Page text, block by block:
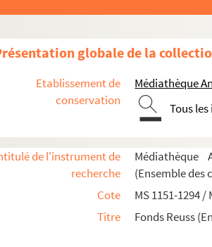
globale de la
Etablissement de
conservation
Médiathèque
Tous
de l'instrument de
recherche
Médiathèque
(Ensemble des
Cote
MS 1151-1294 /
Titre
Fonds Reuss
MS 1204. L'Alsace pendant la Révolution
MS 1205-1240. Histoire de la Révolution en
MS 1241-1250. Procès-verbaux de
MS 1251-1293. Révolution en Alsace
MS 1251-1252. Notes sur le Haut-Rhin
MS 1254. Révolution en Alsace
MS 1255. Révolution en Alsace Princes
Diverses notes manuscrites sur